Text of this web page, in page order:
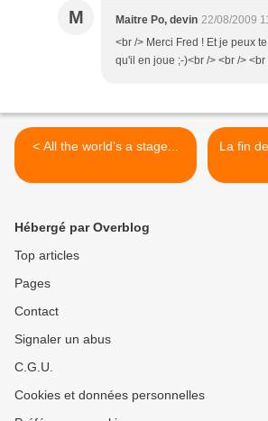
M Maitre Po, devin 22/08/2009
<br /> Merci Fred ! Et je peux
qu'il en joue ;-)<br /> <br /> <br
< All the world's a stage...
La fin
Hébergé par Overblog
Top articles
Pages
Contact
Signaler un abus
C.G.U.
Cookies et données personnelles